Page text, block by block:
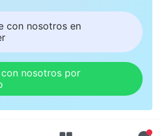
con nosotros en
nosotros por